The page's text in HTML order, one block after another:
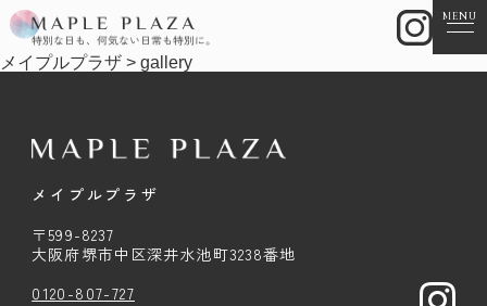
MENU
メイプルプラザ > gallery
メイプルプラザ
〒599-8237
大阪府堺市中区深井水池町3238番地
0120-807-727